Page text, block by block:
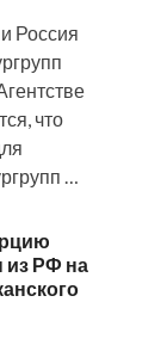
Россия
что
…
из РФ на